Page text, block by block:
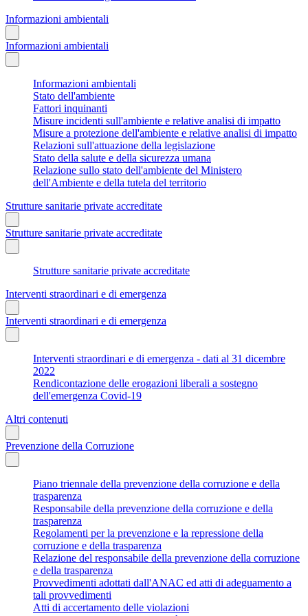
Informazioni ambientali
Informazioni ambientali
Informazioni ambientali
Stato dell'ambiente
Fattori inquinanti
Misure incidenti sull'ambiente e relative analisi di impatto
Misure a protezione dell'ambiente e relative analisi di impatto
Relazioni sull'attuazione della legislazione
Stato della salute e della sicurezza umana
Relazione sullo stato dell'ambiente del Ministero
dell'Ambiente e della tutela del territorio
Strutture sanitarie private accreditate
Strutture sanitarie private accreditate
Strutture sanitarie private accreditate
Interventi straordinari e di emergenza
Interventi straordinari e di emergenza
Interventi straordinari e di emergenza - dati al 31 dicembre
2022
Rendicontazione delle erogazioni liberali a sostegno
dell'emergenza Covid-19
Altri contenuti
Prevenzione della Corruzione
Piano triennale della prevenzione della corruzione e della
trasparenza
Responsabile della prevenzione della corruzione e della
trasparenza
Regolamenti per la prevenzione e la repressione della
corruzione e della trasparenza
Relazione del responsabile della prevenzione della corruzione
e della trasparenza
Provvedimenti adottati dall'ANAC ed atti di adeguamento a
tali provvedimenti
Atti di accertamento delle violazioni